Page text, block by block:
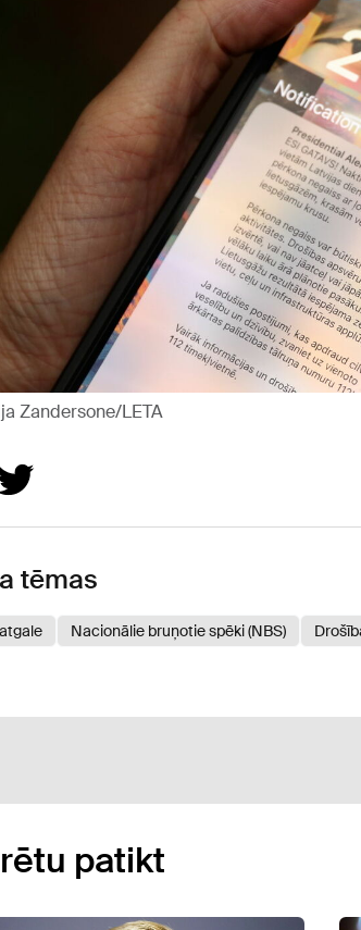
Zandersone/LETA
tēmas
Nacionālie bruņotie spēki (NBS)
patikt